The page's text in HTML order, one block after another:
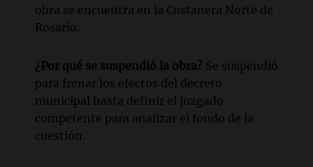
obra se encuentra en la Costanera Norte de
Rosario.
¿Por qué se suspendió la obra? Se suspendió
para frenar los efectos del decreto
municipal hasta definir el juzgado
competente para analizar el fondo de la
cuestión.